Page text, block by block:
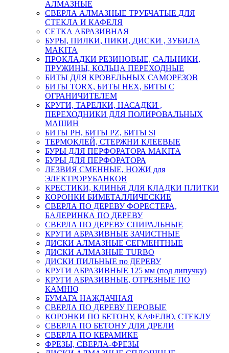
АЛМАЗНЫЕ
СВЕРЛА АЛМАЗНЫЕ ТРУБЧАТЫЕ ДЛЯ
СТЕКЛА И КАФЕЛЯ
СЕТКА АБРАЗИВНАЯ
БУРЫ, ПИЛКИ, ПИКИ, ДИСКИ , ЗУБИЛА
MAKITA
ПРОКЛАДКИ РЕЗИНОВЫЕ, САЛЬНИКИ,
ПРУЖИНЫ, КОЛЬЦА ПЕРЕХОДНЫЕ
БИТЫ ДЛЯ КРОВЕЛЬНЫХ САМОРЕЗОВ
БИТЫ TORX, БИТЫ НЕХ, БИТЫ С
ОГРАНИЧИТЕЛЕМ
КРУГИ, ТАРЕЛКИ, НАСАДКИ ,
ПЕРЕХОДНИКИ ДЛЯ ПОЛИРОВАЛЬНЫХ
МАШИН
БИТЫ PH, БИТЫ PZ, БИТЫ Sl
ТЕРМОКЛЕЙ, СТЕРЖНИ КЛЕЕВЫЕ
БУРЫ ДЛЯ ПЕРФОРАТОРА MAKITA
БУРЫ ДЛЯ ПЕРФОРАТОРА
ЛЕЗВИЯ СМЕННЫЕ, НОЖИ для
ЭЛЕКТРОРУБАНКОВ
КРЕСТИКИ, КЛИНЬЯ ДЛЯ КЛАДКИ ПЛИТКИ
КОРОНКИ БИМЕТАЛЛИЧЕСКИЕ
СВЕРЛА ПО ДЕРЕВУ ФОРЕСТЕРА,
БАЛЕРИНКА ПО ДЕРЕВУ
СВЕРЛА ПО ДЕРЕВУ СПИРАЛЬНЫЕ
КРУГИ АБРАЗИВНЫЕ ЗАЧИСТНЫЕ
ДИСКИ АЛМАЗНЫЕ СЕГМЕНТНЫЕ
ДИСКИ АЛМАЗНЫЕ TURBO
ДИСКИ ПИЛЬНЫЕ по ДЕРЕВУ
КРУГИ АБРАЗИВНЫЕ 125 мм (под липучку)
КРУГИ АБРАЗИВНЫЕ, ОТРЕЗНЫЕ ПО
КАМНЮ
БУМАГА НАЖДАЧНАЯ
СВЕРЛА ПО ДЕРЕВУ ПЕРОВЫЕ
КОРОНКИ ПО БЕТОНУ, КАФЕЛЮ, СТЕКЛУ
СВЕРЛА ПО БЕТОНУ ДЛЯ ДРЕЛИ
СВЕРЛА ПО КЕРАМИКЕ
ФРЕЗЫ, СВЕРЛА-ФРЕЗЫ